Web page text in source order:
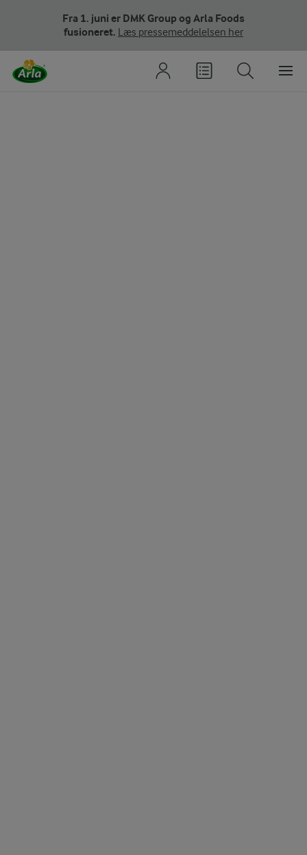
Fra 1. juni er DMK Group og Arla Foods
fusioneret. Læs pressemeddelelsen her